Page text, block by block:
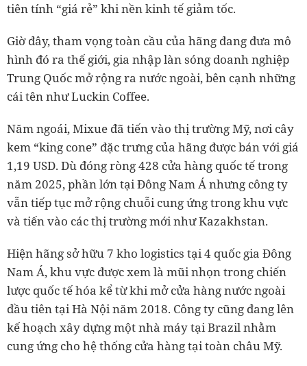
tiên tính “giá rẻ” khi nền kinh tế giảm tốc.
Giờ đây, tham vọng toàn cầu của hãng đang đưa mô
hình đó ra thế giới, gia nhập làn sóng doanh nghiệp
Trung Quốc mở rộng ra nước ngoài, bên cạnh những
cái tên như Luckin Coffee.
Năm ngoái, Mixue đã tiến vào thị trường Mỹ, nơi cây
kem “king cone” đặc trưng của hãng được bán với giá
1,19 USD. Dù đóng ròng 428 cửa hàng quốc tế trong
năm 2025, phần lớn tại Đông Nam Á nhưng công ty
vẫn tiếp tục mở rộng chuỗi cung ứng trong khu vực
và tiến vào các thị trường mới như Kazakhstan.
Hiện hãng sở hữu 7 kho logistics tại 4 quốc gia Đông
Nam Á, khu vực được xem là mũi nhọn trong chiến
lược quốc tế hóa kể từ khi mở cửa hàng nước ngoài
đầu tiên tại Hà Nội năm 2018. Công ty cũng đang lên
kế hoạch xây dựng một nhà máy tại Brazil nhằm
cung ứng cho hệ thống cửa hàng tại toàn châu Mỹ.